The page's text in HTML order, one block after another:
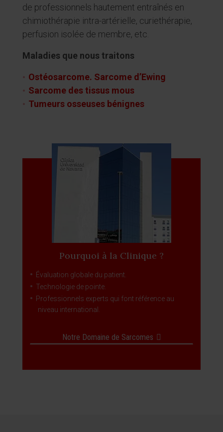
de professionnels hautement entraînés en
chimiothérapie intra-artérielle, curiethérapie,
perfusion isolée de membre, etc.
Maladies que nous traitons
Ostéosarcome. Sarcome d’Ewing
Sarcome des tissus mous
Tumeurs osseuses bénignes
Pourquoi à la Clinique ?
Évaluation globale du patient.
Technologie de pointe.
Professionnels experts qui font référence au
niveau international.
Notre Domaine de Sarcomes